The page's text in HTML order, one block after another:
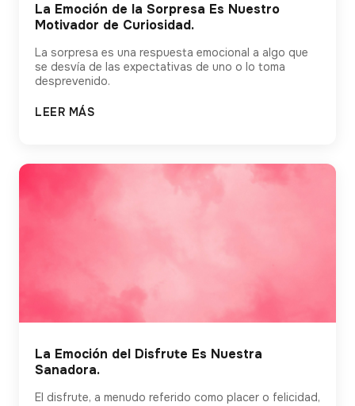
La Emoción de la Sorpresa Es Nuestro
Motivador de Curiosidad.
La sorpresa es una respuesta emocional a algo que
se desvía de las expectativas de uno o lo toma
desprevenido.
LEER MÁS
La Emoción del Disfrute Es Nuestra
Sanadora.
El disfrute, a menudo referido como placer o felicidad,